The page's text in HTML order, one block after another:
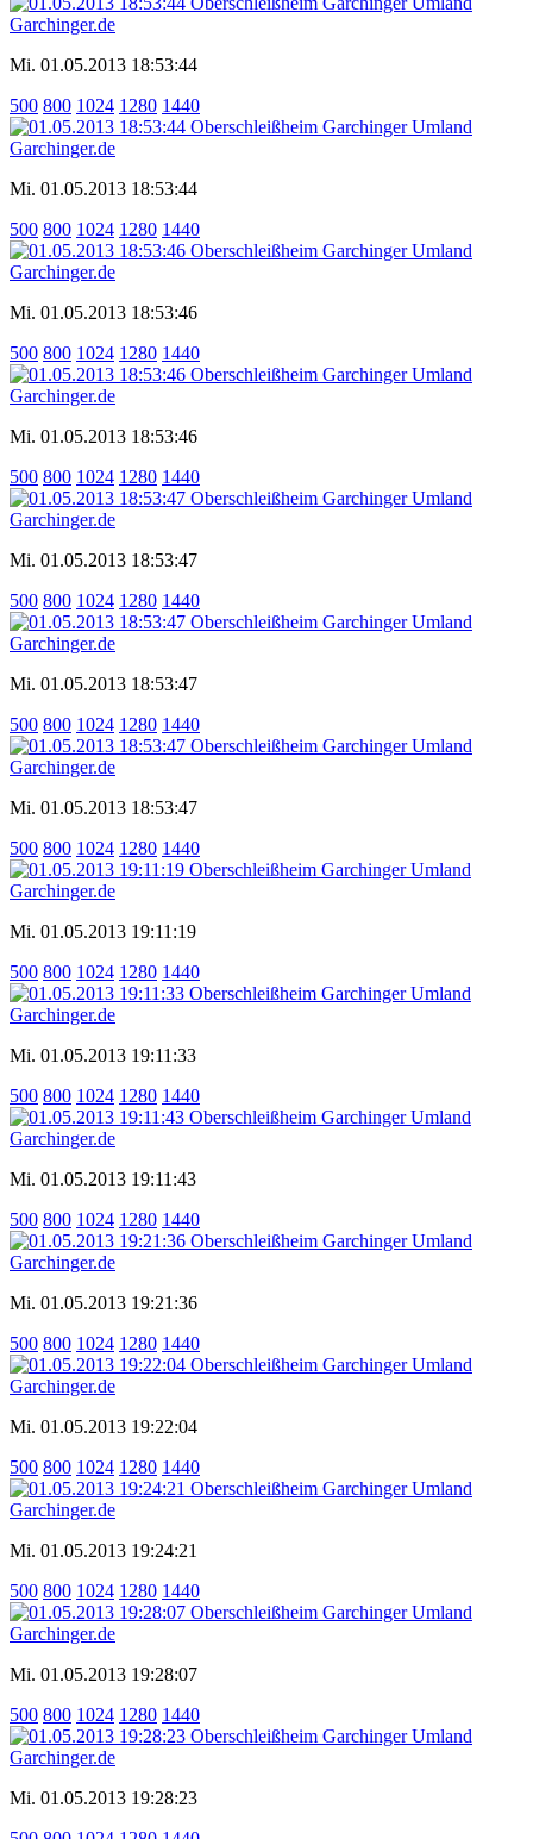
Mi. 01.05.2013 18:53:44
500 800 1024 1280 1440
Mi. 01.05.2013 18:53:44
500 800 1024 1280 1440
Mi. 01.05.2013 18:53:46
500 800 1024 1280 1440
Mi. 01.05.2013 18:53:46
500 800 1024 1280 1440
Mi. 01.05.2013 18:53:47
500 800 1024 1280 1440
Mi. 01.05.2013 18:53:47
500 800 1024 1280 1440
Mi. 01.05.2013 18:53:47
500 800 1024 1280 1440
Mi. 01.05.2013 19:11:19
500 800 1024 1280 1440
Mi. 01.05.2013 19:11:33
500 800 1024 1280 1440
Mi. 01.05.2013 19:11:43
500 800 1024 1280 1440
Mi. 01.05.2013 19:21:36
500 800 1024 1280 1440
Mi. 01.05.2013 19:22:04
500 800 1024 1280 1440
Mi. 01.05.2013 19:24:21
500 800 1024 1280 1440
Mi. 01.05.2013 19:28:07
500 800 1024 1280 1440
Mi. 01.05.2013 19:28:23